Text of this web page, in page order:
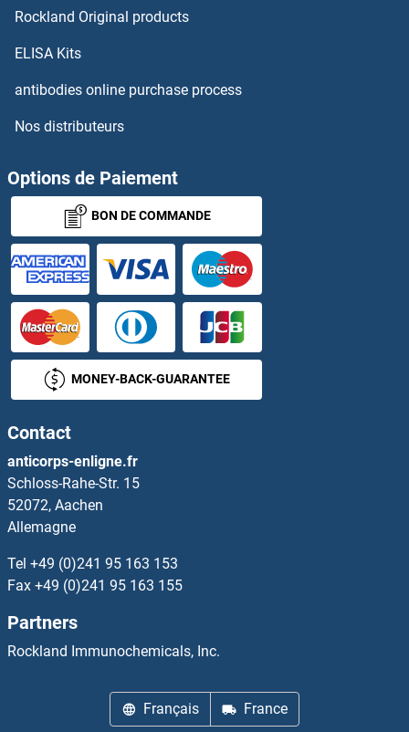
ISCA1 Anticorps
ISCA2 Anticorps
ISCU Anticorps
ISG15 Anticorps
ISG20 Anticorps
ISG20L2 Anticorps
ISL1 Anticorps
ISL2 Anticorps
ISLR Anticorps
ISLR2 Anticorps
ISM1 Anticorps
ISOC1 Anticorps
ISOC2 Anticorps
Isocitrate Dehydrogenase 3 (NAD+) beta Anticorps
Rockland Original products
ELISA Kits
antibodies online purchase process
Nos distributeurs
Options de Paiement
BON DE COMMANDE
MONEY-BACK-GUARANTEE
Contact
anticorps-enligne.fr
Schloss-Rahe-Str. 15
52072, Aachen
Allemagne
Tel +49 (0)241 95 163 153
Fax +49 (0)241 95 163 155
Partners
Rockland Immunochemicals, Inc.
Français France